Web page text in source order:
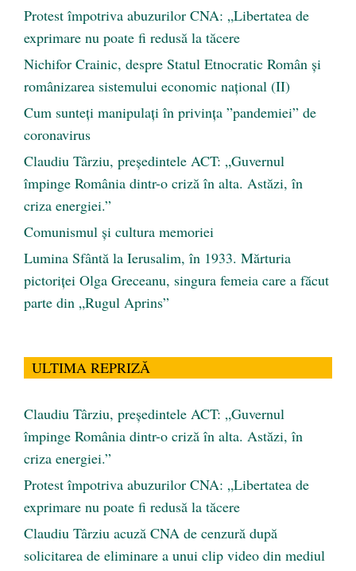
Protest împotriva abuzurilor CNA: „Libertatea de
exprimare nu poate fi redusă la tăcere
Nichifor Crainic, despre Statul Etnocratic Român şi
românizarea sistemului economic naţional (II)
Cum sunteți manipulați în privința ”pandemiei” de
coronavirus
Claudiu Târziu, președintele ACT: „Guvernul
împinge România dintr-o criză în alta. Astăzi, în
criza energiei.”
Comunismul şi cultura memoriei
Lumina Sfântă la Ierusalim, în 1933. Mărturia
pictoriței Olga Greceanu, singura femeia care a făcut
parte din „Rugul Aprins”
ULTIMA REPRIZĂ
Claudiu Târziu, președintele ACT: „Guvernul
împinge România dintr-o criză în alta. Astăzi, în
criza energiei.”
Protest împotriva abuzurilor CNA: „Libertatea de
exprimare nu poate fi redusă la tăcere
Claudiu Târziu acuză CNA de cenzură după
solicitarea de eliminare a unui clip video din mediul